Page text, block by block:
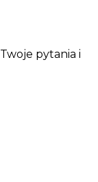
pytania i